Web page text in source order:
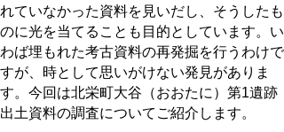
れていなかった資料を見いだし、そうしたも
のに光を当てることも目的としています。い
わば埋もれた考古資料の再発掘を行うわけで
すが、時として思いがけない発見がありま
す。今回は北栄町大谷（おおたに）第1遺跡
出土資料の調査についてご紹介します。